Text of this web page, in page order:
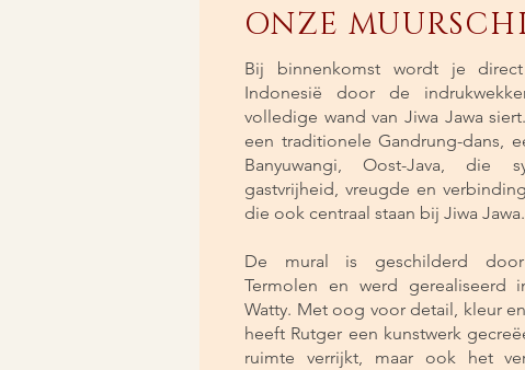
ONZE
Bij binnenkomst wordt je
Indonesië door de
volledige wand van Jiwa Jawa
een traditionele Gandrung-dans,
Banyuwangi, Oost-Java, die
gastvrijheid, vreugde en
die ook centraal staan bij Jiwa Jawa.
De mural is geschilderd door
Termolen en werd gerealiseerd
Watty. Met oog voor detail, kleur
heeft Rutger een kunstwerk
ruimte verrijkt, maar ook het